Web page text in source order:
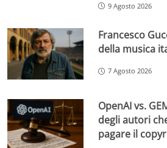
9 Agosto 2026
Francesco
della musica
7 Agosto 2026
OpenAI vs.
degli autori
pagare il